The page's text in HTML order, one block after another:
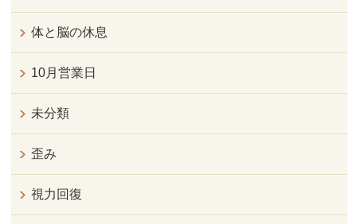
体と脳の休息
10月営業日
未分類
歪み
視力回復